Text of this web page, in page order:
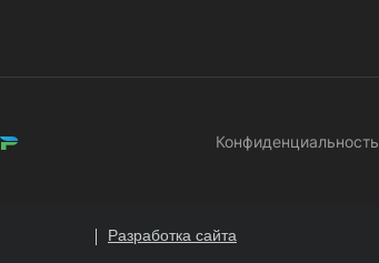
Конфиденциальность
Разработка сайта